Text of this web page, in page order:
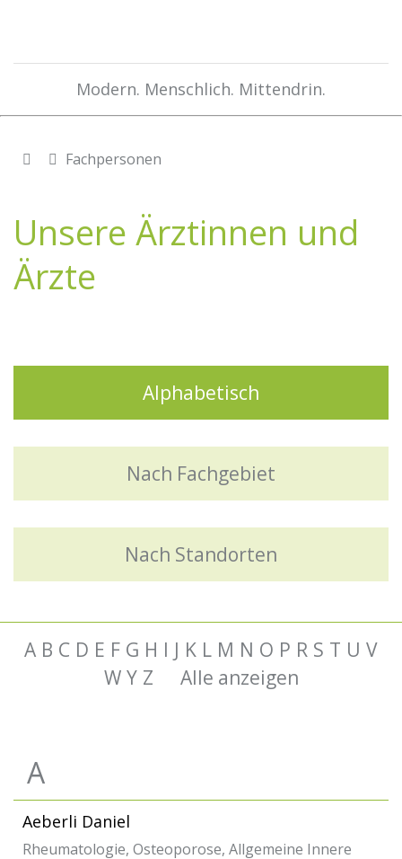
Modern. Menschlich. Mittendrin.
Fachpersonen
Unsere Ärztinnen und
Ärzte
Alphabetisch
Nach Fachgebiet
Nach Standorten
A B C D E F G H I J K L M N O P R S T U V
W Y Z Alle anzeigen
A
Aeberli Daniel
Rheumatologie, Osteoporose, Allgemeine Innere